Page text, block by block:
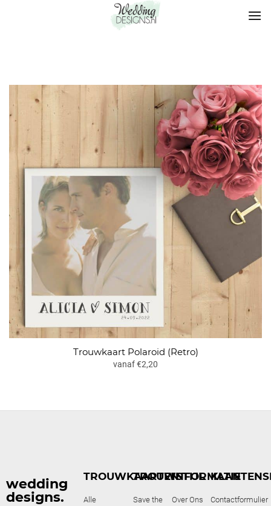
Trouwkaart Polaroid (Retro)
vanaf €2,20
wedding
designs.
TROUWKAARTEN
Alle
TROUWSTIJL
Save the
INFORMATIE
Over Ons
Contactformulier